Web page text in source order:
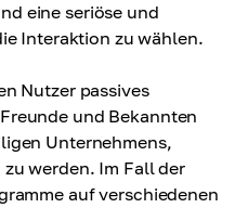
eine seriöse und
Interaktion zu wählen.
Nutzer passives
und Bekannten
Unternehmens,
werden. Im Fall der
auf verschiedenen